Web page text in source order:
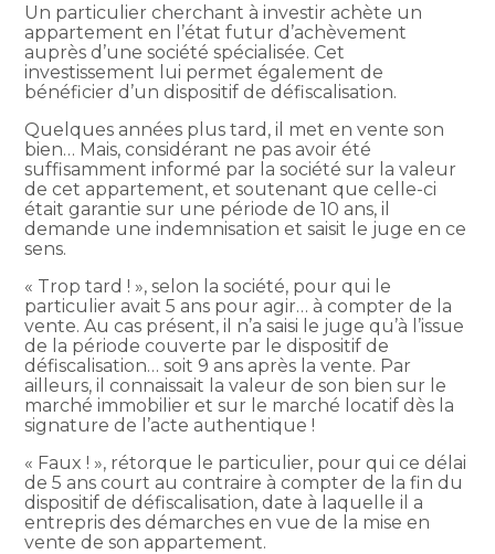
Un particulier cherchant à investir achète un
appartement en l’état futur d’achèvement
auprès d’une société spécialisée. Cet
investissement lui permet également de
bénéficier d’un dispositif de défiscalisation.
Quelques années plus tard, il met en vente son
bien… Mais, considérant ne pas avoir été
suffisamment informé par la société sur la valeur
de cet appartement, et soutenant que celle-ci
était garantie sur une période de 10 ans, il
demande une indemnisation et saisit le juge en ce
sens.
« Trop tard ! », selon la société, pour qui le
particulier avait 5 ans pour agir… à compter de la
vente. Au cas présent, il n’a saisi le juge qu’à l’issue
de la période couverte par le dispositif de
défiscalisation… soit 9 ans après la vente. Par
ailleurs, il connaissait la valeur de son bien sur le
marché immobilier et sur le marché locatif dès la
signature de l’acte authentique !
« Faux ! », rétorque le particulier, pour qui ce délai
de 5 ans court au contraire à compter de la fin du
dispositif de défiscalisation, date à laquelle il a
entrepris des démarches en vue de la mise en
vente de son appartement.